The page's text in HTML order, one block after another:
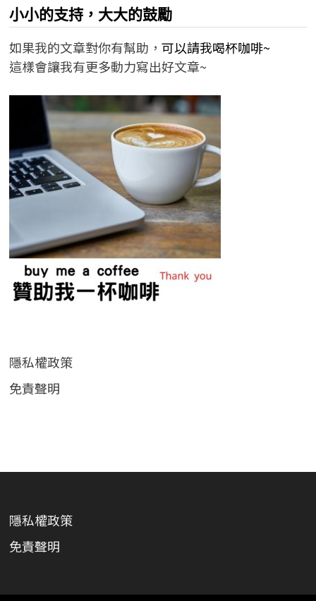
小小的支持，大大的鼓勵
如果我的文章對你有幫助， 可以請我喝杯咖啡~
這樣會讓我有更多動力寫出好文章~
隱私權政策
免責聲明
隱私權政策
免責聲明